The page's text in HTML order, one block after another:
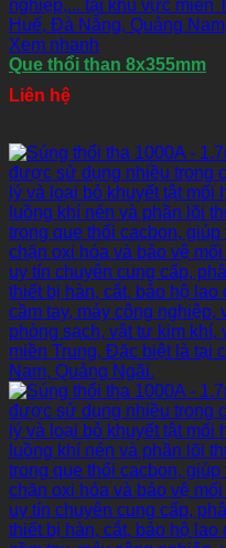
Xem nhanh
Que thổi than 8x355mm
Liên hệ